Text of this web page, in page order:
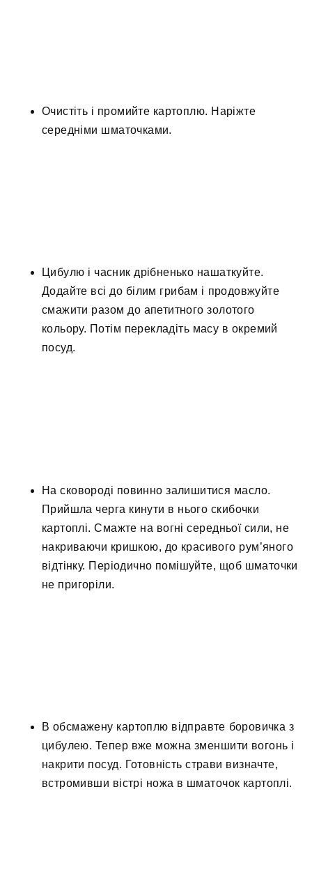
Очистіть і промийте картоплю. Наріжте
середніми шматочками.
Цибулю і часник дрібненько нашаткуйте.
Додайте всі до білим грибам і продовжуйте
смажити разом до апетитного золотого
кольору. Потім перекладіть масу в окремий
посуд.
На сковороді повинно залишитися масло.
Прийшла черга кинути в нього скибочки
картоплі. Смажте на вогні середньої сили, не
накриваючи кришкою, до красивого рум’яного
відтінку. Періодично помішуйте, щоб шматочки
не пригоріли.
В обсмажену картоплю відправте боровичка з
цибулею. Тепер вже можна зменшити вогонь і
накрити посуд. Готовність страви визначте,
встромивши вістрі ножа в шматочок картоплі.